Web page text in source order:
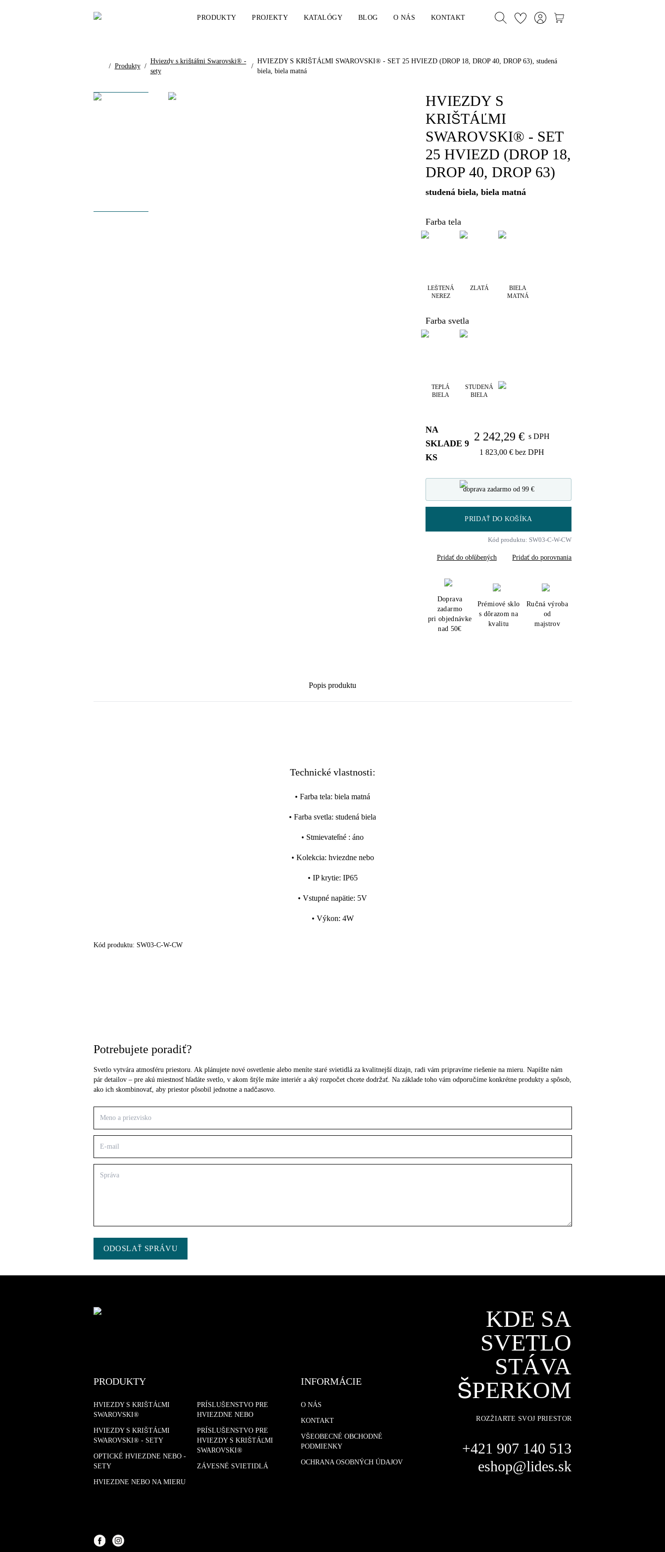
PRODUKTY PROJEKTY KATALÓGY BLOG O NÁS KONTAKT
/ Produkty /
Hviezdy s krištáľmi Swarovski® -
sety
/
HVIEZDY S KRIŠTÁĽMI SWAROVSKI® - SET 25 HVIEZD (DROP 18, DROP 40, DROP 63), studená
biela, biela matná
HVIEZDY S
KRIŠTÁĽMI
SWAROVSKI® - SET
25 HVIEZD (DROP 18,
DROP 40, DROP 63)
studená biela, biela matná
Farba tela
LEŠTENÁ
NEREZ
ZLATÁ
BIELA
MATNÁ
Farba svetla
TEPLÁ
BIELA
STUDENÁ
BIELA
NA
SKLADE 9
KS
2 242,29 € s DPH
1 823,00 € bez DPH
doprava zadarmo od 99 €
PRIDAŤ DO KOŠÍKA
Kód produktu: SW03-C-W-CW
Pridať do obľúbených Pridať do porovnania
Doprava
zadarmo
pri objednávke
nad 50€
Prémiové sklo
s dôrazom na
kvalitu
Ručná výroba
od
majstrov
Popis produktu
Technické vlastnosti:
• Farba tela: biela matná
• Farba svetla: studená biela
• Stmievateľné : áno
• Kolekcia: hviezdne nebo
• IP krytie: IP65
• Vstupné napätie: 5V
• Výkon: 4W
Kód produktu: SW03-C-W-CW
Potrebujete poradiť?
Svetlo vytvára atmosféru priestoru. Ak plánujete nové osvetlenie alebo meníte staré svietidlá za kvalitnejší dizajn, radi vám pripravíme riešenie na mieru. Napíšte nám
pár detailov – pre akú miestnosť hľadáte svetlo, v akom štýle máte interiér a aký rozpočet chcete dodržať. Na základe toho vám odporučíme konkrétne produkty a spôsob,
ako ich skombinovať, aby priestor pôsobil jednotne a nadčasovo.
ODOSLAŤ SPRÁVU
PRODUKTY
HVIEZDY S KRIŠTÁĽMI
SWAROVSKI®
HVIEZDY S KRIŠTÁĽMI
SWAROVSKI® - SETY
OPTICKÉ HVIEZDNE NEBO -
SETY
HVIEZDNE NEBO NA MIERU
PRÍSLUŠENSTVO PRE
HVIEZDNE NEBO
PRÍSLUŠENSTVO PRE
HVIEZDY S KRIŠTÁĽMI
SWAROVSKI®
ZÁVESNÉ SVIETIDLÁ
INFORMÁCIE
O NÁS
KONTAKT
VŠEOBECNÉ OBCHODNÉ
PODMIENKY
OCHRANA OSOBNÝCH ÚDAJOV
KDE SA
SVETLO
STÁVA
ŠPERKOM
ROZŽIARTE SVOJ PRIESTOR
+421 907 140 513
eshop@lides.sk